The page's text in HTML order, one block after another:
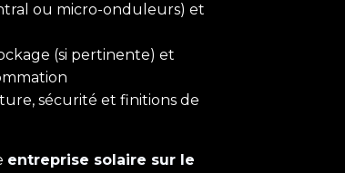
ou micro-onduleurs) et
(si pertinente) et
sécurité et finitions de
entreprise solaire sur le